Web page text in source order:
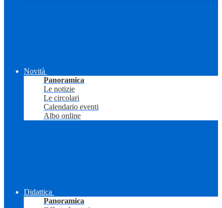
Novità
Panoramica
Le notizie
Le circolari
Calendario eventi
Albo online
Didattica
Panoramica